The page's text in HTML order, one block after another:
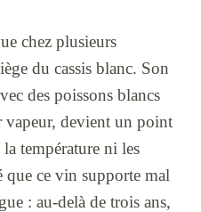
chez plusieurs
du cassis blanc. Son
des poissons blancs
vapeur, devient un point
température ni les
que ce vin supporte mal
: au-delà de trois ans,